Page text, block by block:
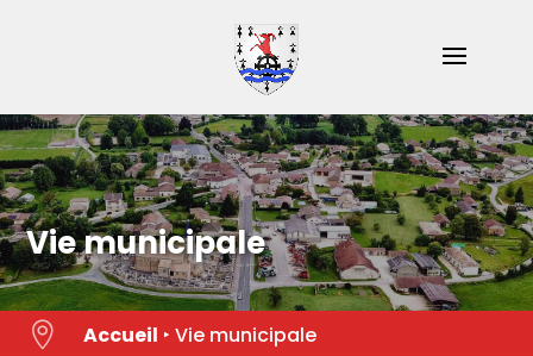
Vie municipale
 Accueil ‣ Vie municipale